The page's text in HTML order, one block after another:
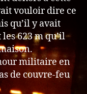
vouloir dire ce
qu’il y avait
623 m qu’il
militaire en
de couvre-feu